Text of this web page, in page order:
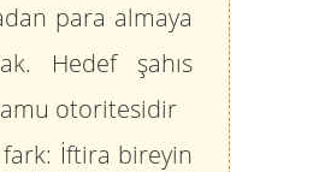
para almaya
Hedef şahıs
otoritesidir
İftira bireyin